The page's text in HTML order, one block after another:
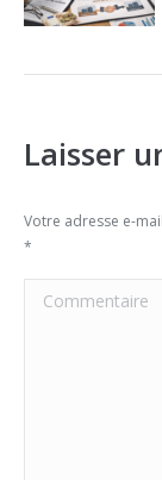
Laisser
Votre adresse e-
*
Commentaire